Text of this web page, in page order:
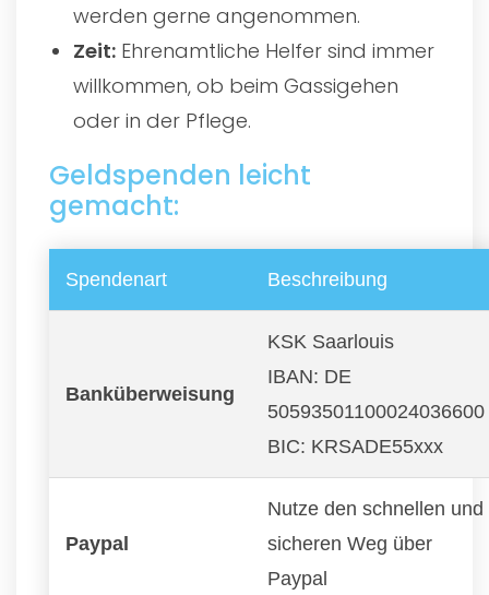
werden gerne angenommen.
Zeit: Ehrenamtliche Helfer sind immer
willkommen, ob beim Gassigehen
oder in der Pflege.
Geldspenden leicht
gemacht:
Spendenart Beschreibung
Banküberweisung
KSK Saarlouis
IBAN: DE
50593501100024036600
BIC: KRSADE55xxx
Paypal
Nutze den schnellen und
sicheren Weg über
Paypal